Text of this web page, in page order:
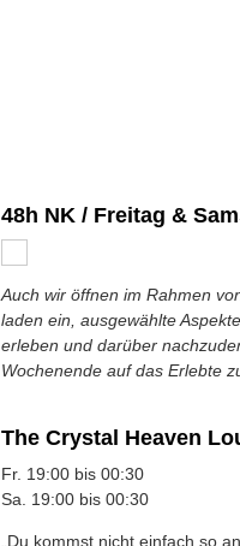
48h NK / Freitag &
Auch wir öffnen im Rahmen
laden ein, ausgewählte
erleben und darüber
Wochenende auf das Erlebte
The Crystal Heaven
Fr. 19:00 bis 00:30
Sa. 19:00 bis 00:30
„Du kommst nicht einfach so